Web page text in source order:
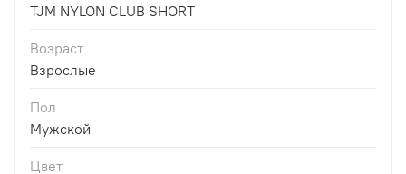
TJM NYLON CLUB SHORT
Возраст
Взрослые
Пол
Мужской
Цвет